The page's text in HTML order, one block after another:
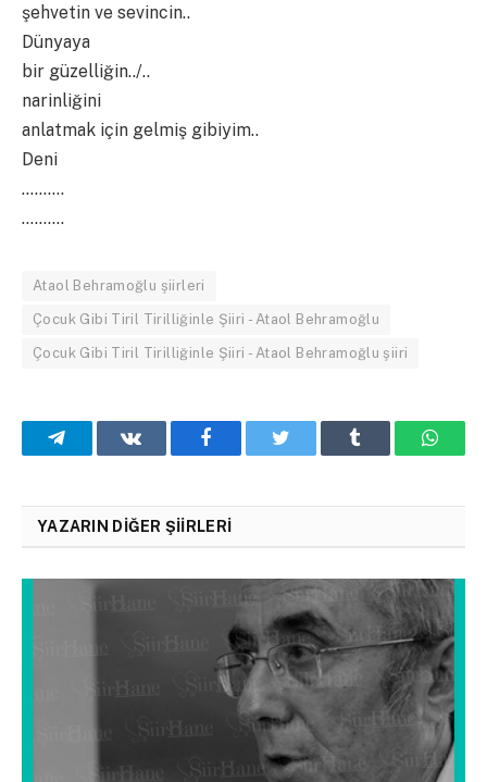
şehvetin ve sevincin..
Dünyaya
bir güzelliğin../..
narinliğini
anlatmak için gelmiş gibiyim..
Deni
……….
……….
Ataol Behramoğlu şiirleri
Çocuk Gibi Tiril Tirilliğinle Şiiri - Ataol Behramoğlu
Çocuk Gibi Tiril Tirilliğinle Şiiri - Ataol Behramoğlu şiiri
TelegramVKontakteFacebookTwitter
YAZARIN DIĞER ŞIIRLERI